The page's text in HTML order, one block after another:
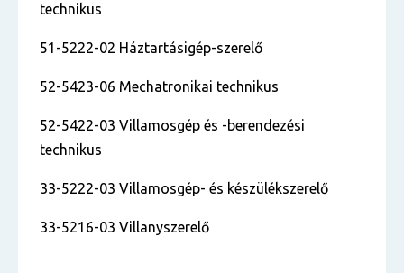
technikus
51-5222-02 Háztartásigép-szerelő
52-5423-06 Mechatronikai technikus
52-5422-03 Villamosgép és -berendezési
technikus
33-5222-03 Villamosgép- és készülékszerelő
33-5216-03 Villanyszerelő